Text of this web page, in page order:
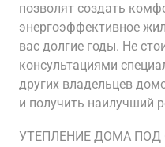
позволят создать
энергоэффективное
вас долгие годы. Не
консультациями
других владельцев
и получить наилучший
УТЕПЛЕНИЕ ДОМА